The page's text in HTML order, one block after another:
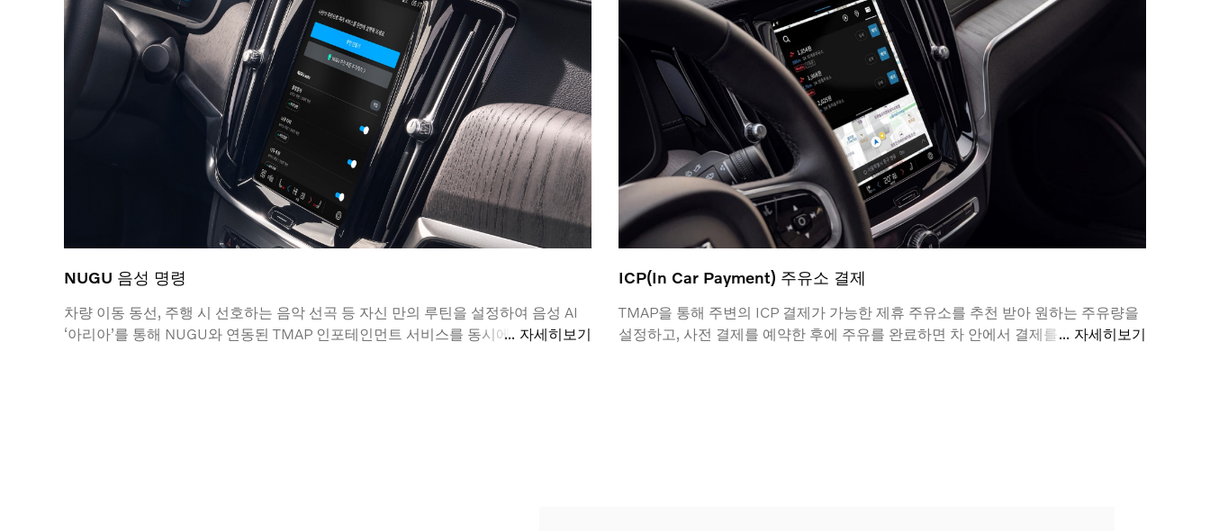
NUGU 음성 명령
차량 이동 동선, 주행 시 선호하는 음악 선곡 등 자신 만의 루틴을 설정하여 음성 AI
‘아리아’를 통해 NUGU와 연동된 TMAP 인포테인먼트 서비스를 동시에 이용할 수
자세히보기
ICP(In Car Payment) 주유소 결제
TMAP을 통해 주변의 ICP 결제가 가능한 제휴 주유소를 추천 받아 원하는 주유량을
설정하고, 사전 결제를 예약한 후에 주유를 완료하면 차 안에서 결제를 진행할 수 있
자세히보기